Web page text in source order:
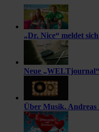
„Dr. Nice“ meldet
Neue
Über Musik.